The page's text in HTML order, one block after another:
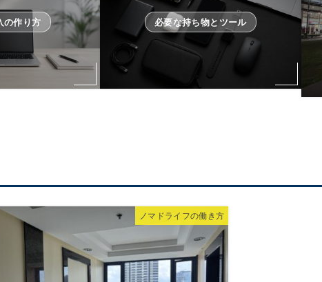
の作り方 必要な持ち物とツール
ノマドライフの働き方